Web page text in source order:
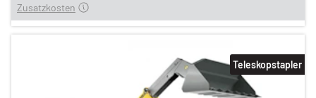
Zusatzkosten
Teleskopstapler